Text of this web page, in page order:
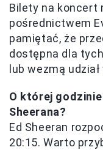
Bilety na koncert
pośrednictwem
pamiętać, że
dostępna dla
lub wezmą
O której
Sheerana?
Ed Sheeran
20:15. Warto